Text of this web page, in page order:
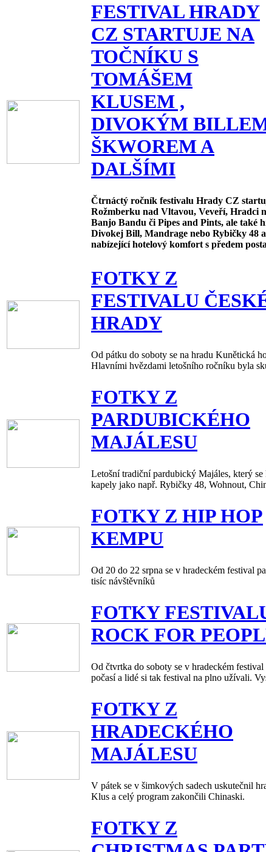
FESTIVAL HRADY
CZ STARTUJE NA
TOČNÍKU S
TOMÁŠEM
KLUSEM ,
DIVOKÝM
ŠKWOREM A
DALŠÍMI
Čtrnáctý ročník festivalu Hrady CZ
Rožmberku nad Vltavou, Veveří, Hradci
Banjo Bandu či Pipes and Pints, ale také
Divokej Bill, Mandrage nebo Rybičky 48
nabízející hotelový komfort s předem
FOTKY Z
FESTIVALU
HRADY
Od pátku do soboty se na hradu Kunětická
Hlavními hvězdami letošního ročníku byla
FOTKY Z
PARDUBICKÉHO
MAJÁLESU
Letošní tradiční pardubický Majáles, který
kapely jako např. Rybičky 48, Wohnout,
FOTKY Z HIP HOP
KEMPU
Od 20 do 22 srpna se v hradeckém festival
tisíc návštěvníků
FOTKY
ROCK FOR
Od čtvrtka do soboty se v hradeckém
počasí a lidé si tak festival na plno užívali.
FOTKY Z
HRADECKÉHO
MAJÁLESU
V pátek se v šimkových sadech uskutečnil
Klus a celý program zakončili Chinaski.
FOTKY Z